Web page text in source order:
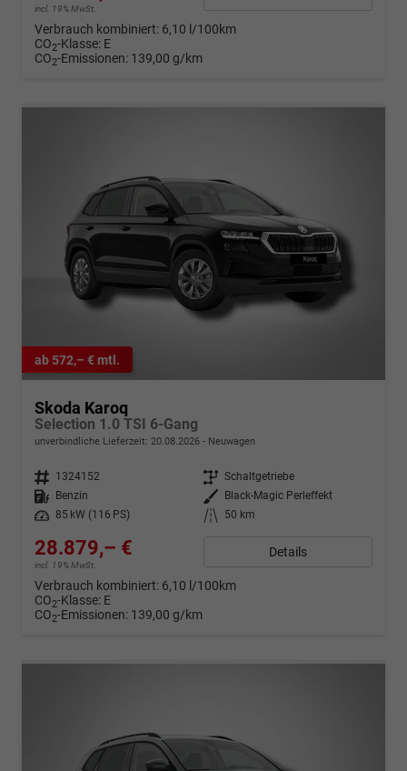
incl. 19% MwSt.
Verbrauch kombiniert: 6,10 l/100km
CO2-Klasse: E
CO2-Emissionen: 139,00 g/km
ab 572,– € mtl.
Skoda Karoq
Selection 1.0 TSI 6-Gang
unverbindliche Lieferzeit: 20.08.2026 Neuwagen
Fahrzeugnr. 1324152 Getriebe Schaltgetriebe
Kraftstoff
Benzin Außenfarbe
Black-Magic Perleffekt
Leistung
85 kW (116 PS) Kilometerstand 50 km
28.879,– €
incl. 19% MwSt.
Details
Verbrauch kombiniert: 6,10 l/100km
CO2-Klasse: E
CO2-Emissionen: 139,00 g/km